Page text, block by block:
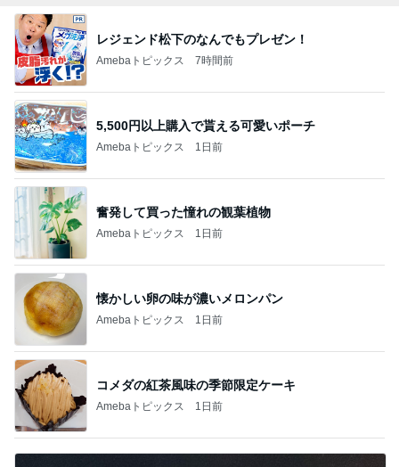
5,500円以上購入で貰える可愛いポーチ
Amebaトピックス 1日前
奮発して買った憧れの観葉植物
Amebaトピックス 1日前
懐かしい卵の味が濃いメロンパン
Amebaトピックス 1日前
コメダの紅茶風味の季節限定ケーキ
Amebaトピックス 1日前